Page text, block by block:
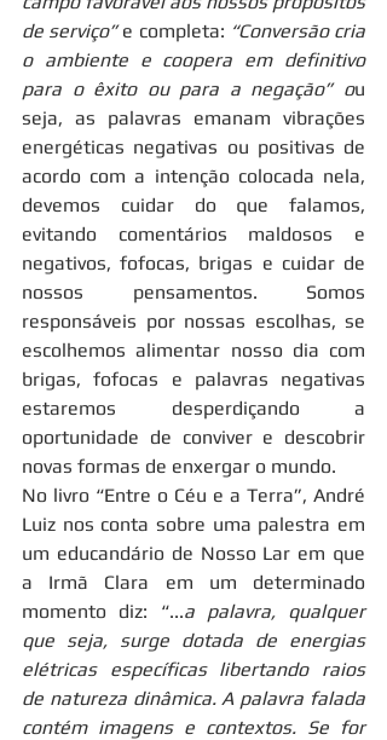
de serviço” e completa: “Conversão cria
o ambiente e coopera em definitivo
para o êxito ou para a negação” ou
seja, as palavras emanam vibrações
energéticas negativas ou positivas de
acordo com a intenção colocada nela,
devemos cuidar do que falamos,
evitando comentários maldosos e
negativos, fofocas, brigas e cuidar de
nossos pensamentos. Somos
responsáveis por nossas escolhas, se
escolhemos alimentar nosso dia com
brigas, fofocas e palavras negativas
estaremos desperdiçando a
oportunidade de conviver e descobrir
novas formas de enxergar o mundo.
No livro “Entre o Céu e a Terra”, André
Luiz nos conta sobre uma palestra em
um educandário de Nosso Lar em que
a Irmã Clara em um determinado
momento diz: “...a palavra, qualquer
que seja, surge dotada de energias
elétricas específicas libertando raios
de natureza dinâmica. A palavra falada
contém imagens e contextos. Se for